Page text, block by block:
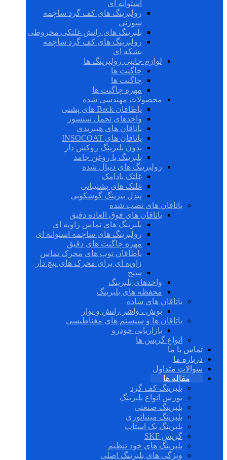
استوانه ای
رولبرینگ های کف گرد ساچمه
سوزنی
بلبرینگ های رانش غلتکی مخروطی
رولبرینگ های کف گرد ساچمه
بشکه ای
لوازم جانبی رولبرینگ ها
چاگنت ها
چاگنت ها
مهره چاگنت ها
محصولات مهندسی شده
یاطاقان Back های پشتی
واحدهای تحمل سنسور
یاتاقان های هیبریدی
یاتاقان های INSOCOAT
بدون بلبرینگ روکش دار
بلبرینگ با روغن جامد
رولبرینگ های دنبال شده
غلتک بادامک
غلتک های پشتیبانی
نیدل بیرینگ گوشکوبی
یاتاقان های نصب شده
یاتاقان های فوق العاده دقیق
بلبرینگ های تماس زاویه ای
رولبرینگ های ساچمه استوانه ای
مهره چاگنت های دقیق
یاطاقان توپ های محرک تماس
زاویه ای برای محرک های پیچ دار
سنج
واحدهای بلبرینگ
محفظه های بلبرینگ
یاتاقان های ساده
بوش ، واشر رانش و نوار
یاتاقان ها و سیستم های مغناطیسی
بازاریابی خودرو
انواع گریس ها
تماس با ما
درباره ما
سوالات متداول
مقاله ها
بلبرینگ کف گرد
بورس انواع بلبرینگ
بلبرینگ صنعتی
بلبرینگ مینیاتوری
بلبرینگ بک استاپ
گریس SKF
بلبرینگ های خود تنظیم
ویژگی های بلبرینگ اصلی